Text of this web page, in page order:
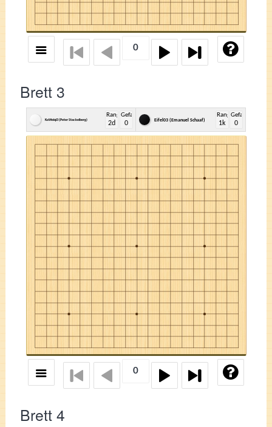
Brett 3
KaWeiqi3 (Peter Stackelberg)
Rang
2d
Gefangene
0 Eifel03 (Emanuel Schaaf)
Rang
1k
Gefangene
0
Brett 4